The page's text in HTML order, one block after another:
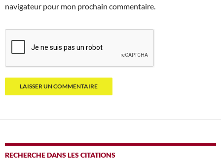
navigateur pour mon prochain commentaire.
RECHERCHE DANS LES CITATIONS